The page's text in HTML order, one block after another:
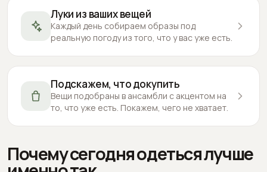
Луки из ваших вещей
Каждый день собираем образы под
реальную погоду из того, что у вас уже есть.
Подскажем, что докупить
Вещи подобраны в ансамбли с акцентом на
то, что уже есть. Покажем, чего не хватает.
Почему сегодня одеться лучше